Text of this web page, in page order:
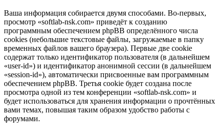
Ваша информация собирается двумя способами. Во-первых,
просмотр «softlab-nsk.com» приведёт к созданию
программным обеспечением phpBB определённого числа
cookies (небольшие текстовые файлы, загружаемые в папку
временных файлов вашего браузера). Первые две cookie
содержат только идентификатор пользователя (в дальнейшем
«user-id») и идентификатор анонимной сессии (в дальнейшем
«session-id»), автоматически присвоенные вам программным
обеспечением phpBB. Третья cookie будет создана после
просмотра одной из тем конференции «softlab-nsk.com» и
будет использоваться для хранения информации о прочтённых
вами темах, повышая таким образом удобство работы с
форумами.